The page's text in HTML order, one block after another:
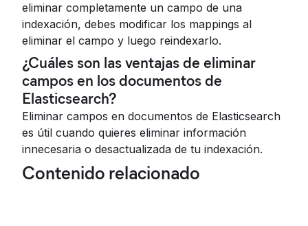
eliminar completamente un campo de una
indexación, debes modificar los mappings al
eliminar el campo y luego reindexarlo.
¿Cuáles son las ventajas de eliminar
campos en los documentos de
Elasticsearch?
Eliminar campos en documentos de Elasticsearch
es útil cuando quieres eliminar información
innecesaria o desactualizada de tu indexación.
Contenido relacionado